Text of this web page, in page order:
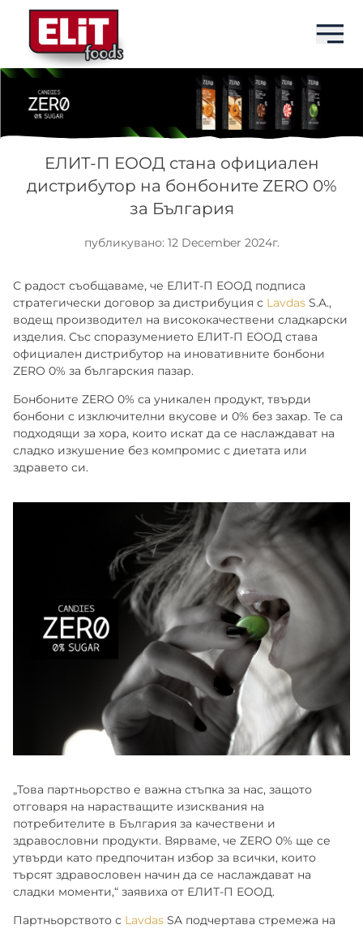
EN
БРАНДОВЕ
EN
ELIT
ELIT NUT BAR
ELIT PROTEIN BAR
МИЛКИС
ИДЕАЛ
МАРКИЗИТЕ
КАКИНО ТАНЕ
КРУДЕЛИ
ПРОДУКТИ
EN
БАРОВЕ
СЕМЕНА
СЛАДКИ
СНАКС
СУШЕНИ ПЛОДОВЕ
ЯДКИ
EN
ЗА НАС
ПЕНЕЛОПА ГРУП
ИСТОРИЯ
ПРОИЗВОДСТВО
ПАЗАРИ
ПАРТНЬОРИ
НОВИНИ
КОНТАКТИ
ЕЛИТ-П ЕООД стана официален
дистрибутор на бонбоните ZERO 0%
за България
публикувано: 12 December 2024г.
С радост съобщаваме, че ЕЛИТ-П ЕООД подписа
стратегически договор за дистрибуция с Lavdas S.A.,
водещ производител на висококачествени сладкарски
изделия. Със споразумението ЕЛИТ-П ЕООД става
официален дистрибутор на иновативните бонбони
ZERO 0% за българския пазар.
Бонбоните ZERO 0% са уникален продукт, твърди
бонбони с изключителни вкусове и 0% без захар. Те са
подходящи за хора, които искат да се наслаждават на
сладко изкушение без компромис с диетата или
здравето си.
„Това партньорство е важна стъпка за нас, защото
отговаря на нарастващите изисквания на
потребителите в България за качествени и
здравословни продукти. Вярваме, че ZERO 0% ще се
утвърди като предпочитан избор за всички, които
търсят здравословен начин да се наслаждават на
сладки моменти,“ заявиха от ЕЛИТ-П ЕООД.
Партньорството с Lavdas SA подчертава стремежа на